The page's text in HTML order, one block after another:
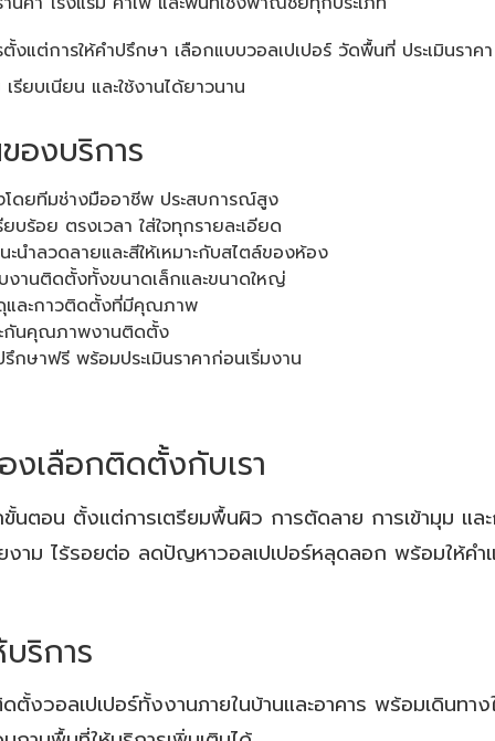
รตั้งแต่การให้คำปรึกษา เลือกแบบวอลเปเปอร์ วัดพื้นที่ ประเมินร
รียบเนียน และใช้งานได้ยาวนาน
องบริการ
ดยทีมช่างมืออาชีพ ประสบการณ์สูง
ยบร้อย ตรงเวลา ใส่ใจทุกรายละเอียด
ะนำลวดลายและสีให้เหมาะกับสไตล์ของห้อง
งานติดตั้งทั้งขนาดเล็กและขนาดใหญ่
และกาวติดตั้งที่มีคุณภาพ
กันคุณภาพงานติดตั้ง
รึกษาฟรี พร้อมประเมินราคาก่อนเริ่มงาน
งเลือกติดตั้งกับเรา
ขั้นตอน ตั้งแต่การเตรียมพื้นผิว การตัดลาย การเข้ามุม แล
าม ไร้รอยต่อ ลดปัญหาวอลเปเปอร์หลุดลอก พร้อมให้คำ
ริการ
ตั้งวอลเปเปอร์ทั้งงานภายในบ้านและอาคาร พร้อมเดินทา